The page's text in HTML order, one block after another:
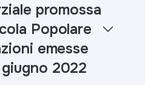
promossa
Popolare
emesse
2022